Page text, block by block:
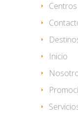
Inicio